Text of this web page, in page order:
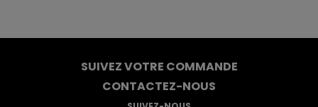
SUIVEZ VOTRE COMMANDE
CONTACTEZ-NOUS